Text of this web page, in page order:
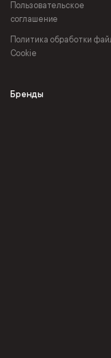
Пользовательское
соглашение
Политика обработки
Cookie
Бренды